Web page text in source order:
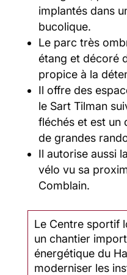
implantés dans
bucolique.
Le parc très
étang et décoré
propice à la
Il offre des
le Sart Tilman
fléchés et est un
de grandes
Il autorise aussi
vélo vu sa
Comblain.
Le Centre sportif
un chantier
énergétique du
moderniser les